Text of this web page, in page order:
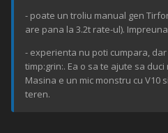
- poate un troliu manual gen
are pana la 3.2t rate-ul).
- experienta nu poti cumpara,
timp:grin:. Ea o sa te ajute sa
Masina e un mic monstru cu V10
teren.